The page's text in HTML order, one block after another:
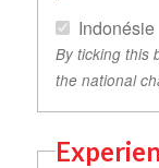
Indonésie
By ticking this
the national